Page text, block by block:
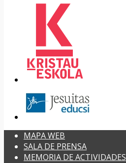
MAPA WEB
SALA DE PRENSA
MEMORIA DE ACTIVIDADES